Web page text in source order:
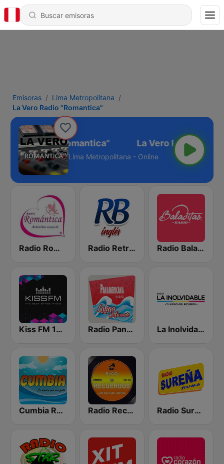
Emisoras
Lima Metropolitana
La Vero Radio "Romantica"
Vero Radio "Romantica"
Lima Metropolitana - Online
Radio Romántica Radio Retro Baladas en Inglés Radio Baladitas
Kiss FM 106.5 (Кисc ФМ) Radio Panamericana - Latino Refrescante La Inolvidable
Cumbia Radio Radio Recuerdos Radio Sureña Perú